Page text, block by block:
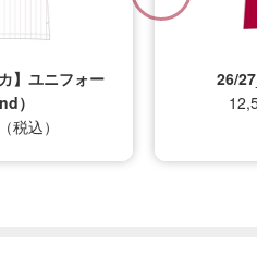
】ユニフォー
）
税込）
26/